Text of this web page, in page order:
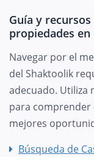
Guía y
propiedades
Navegar por el
del Shaktoolik
adecuado. Utiliza
para comprender
mejores
Búsqueda de